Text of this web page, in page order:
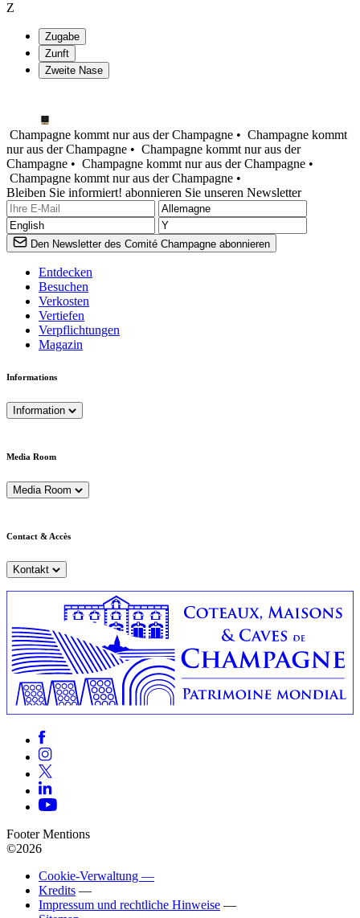
Z
Zugabe
Zunft
Zweite Nase
Champagne kommt nur aus der Champagne • Champagne kommt
nur aus der Champagne • Champagne kommt nur aus der
Champagne • Champagne kommt nur aus der Champagne •
Champagne kommt nur aus der Champagne •
Bleiben Sie informiert! abonnieren Sie unseren Newsletter
Den Newsletter des Comité Champagne abonnieren
Entdecken
Besuchen
Verkosten
Vertiefen
Verpflichtungen
Magazin
Informations
Information
Media Room
Media Room
Contact & Accès
Kontakt
Footer Mentions
©2026
Cookie-Verwaltung —
Kredits —
Impressum und rechtliche Hinweise —